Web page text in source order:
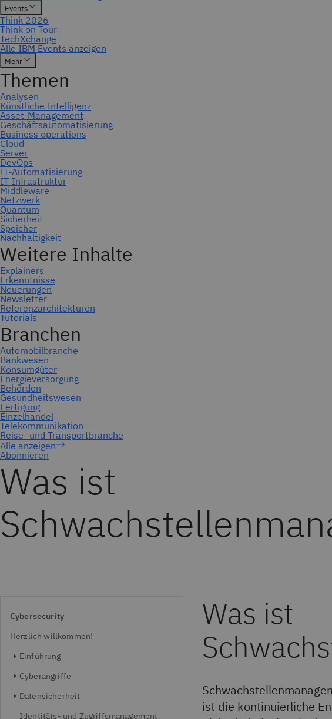
Abonnieren
Was ist
Cybersecurity
Herzlich willkommen!
Einführung
Cyberangriffe
Datensicherheit
Identitäts- und Zugriffsmanagement
Was ist
ist die kontinuierliche